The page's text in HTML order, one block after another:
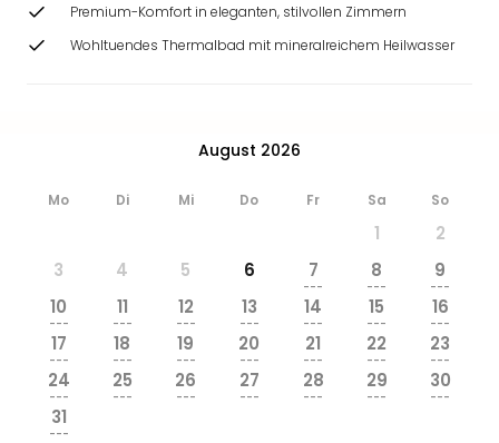
Premium-Komfort in eleganten, stilvollen Zimmern
Wohltuendes Thermalbad mit mineralreichem Heilwasser
August 2026
Mo Di Mi Do Fr Sa So
1
2
3
4 5 6 7
---
8
---
9
---
10
---
11
---
12
---
13
---
14
---
15
---
16
---
17
---
18
---
19
---
20
---
21
---
22
---
23
---
24
---
25
---
26
---
27
---
28
---
29
---
30
---
31
---